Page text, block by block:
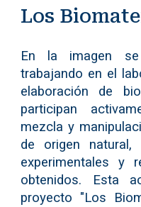
Los
En la imagen
trabajando en el
elaboración de
participan
mezcla y
de origen natural,
experimentales y
obtenidos. Esta
proyecto "Los